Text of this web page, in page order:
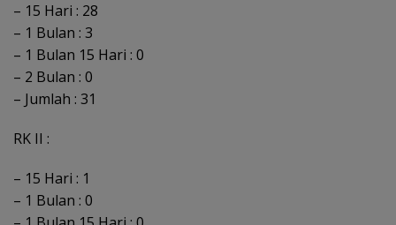
– 15 Hari : 28
– 1 Bulan : 3
– 1 Bulan 15 Hari : 0
– 2 Bulan : 0
– Jumlah : 31
RK II :
– 15 Hari : 1
– 1 Bulan : 0